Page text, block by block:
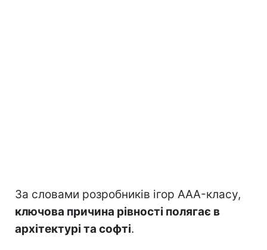
За словами розробників ігор AAA-класу,
ключова причина рівності полягає в
архітектурі та софті.